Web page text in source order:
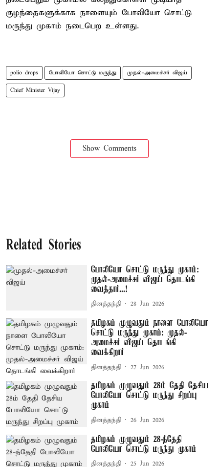
குழந்தைகளுக்காக நாளையும் போலியோ சொட்டு
மருந்து முகாம் நடைபெற உள்ளது.
polio drops போலியோ சொட்டு மருந்து முதல்-அமைச்சர் விஜய்
Chief Minister Vijay
Show Comments
Related Stories
போலியோ சொட்டு மருந்து முகாம்:
முதல்-அமைச்சர் விஜய் தொடங்கி
வைத்தார்...!
தினத்தந்தி 28 Jun 2026
தமிழகம் முழுவதும் நாளை போலியோ
சொட்டு மருந்து முகாம்: முதல்-
அமைச்சர் விஜய் தொடங்கி
வைக்கிறார்
தினத்தந்தி 27 Jun 2026
தமிழகம் முழுவதும் 28ம் தேதி தேசிய
போலியோ சொட்டு மருந்து சிறப்பு
முகாம்
தினத்தந்தி 26 Jun 2026
தமிழகம் முழுவதும் 28-ந்தேதி
போலியோ சொட்டு மருந்து முகாம்
தினத்தந்தி 25 Jun 2026